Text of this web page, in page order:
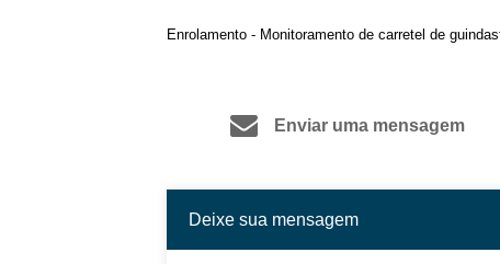
Enrolamento - Monitoramento de carretel de
Enviar uma mensagem